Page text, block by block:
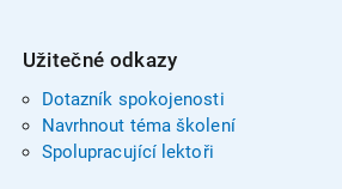
Užitečné odkazy
Dotazník spokojenosti
Navrhnout téma školení
Spolupracující lektoři